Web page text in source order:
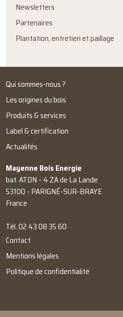
Newsletters
Partenaires
Plantation, entretien et paillage
Qui sommes-nous ?
Les origines du bois
Produits & services
Label & certification
Actualités
Mayenne Bois Energie
bat. ATDN – 4 ZA de La Lande
53100 - PARIGNÉ-SUR-BRAYE
France
Tél.02 43 08 35 60
Contact
Mentions légales
Politique de confidentialité